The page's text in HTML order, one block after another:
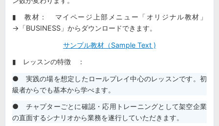
▮ 教材： マイページ上部メニュー「オリジナル教材」
→「BUSINESS」からダウンロードできます。
サンプル教材（Sample Text )
▮ レッスンの特徴 ：
● 実践の場を想定したロールプレイ中心のレッスンです。初
級者からでも基本から学べます。
● チャプターごとに確認・応用トレーニングとして架空企業
の直面するシナリオから業務を遂行していただきます。